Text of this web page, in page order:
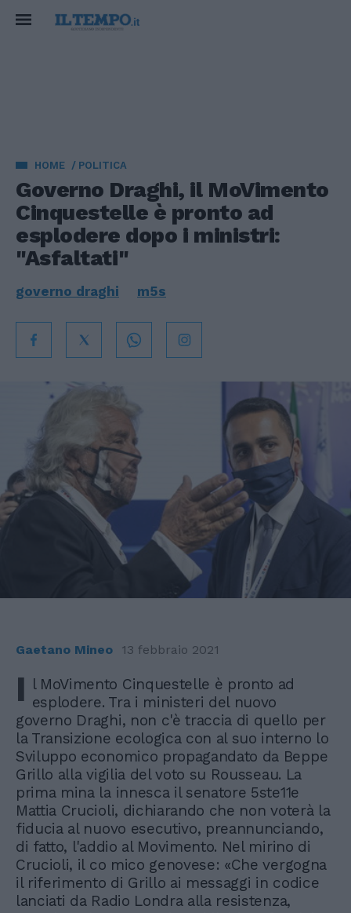
HOME POLITICA
Governo Draghi, il MoVimento
Cinquestelle è pronto ad
esplodere dopo i ministri:
"Asfaltati"
governo draghi m5s
Gaetano Mineo 13 febbraio 2021
I l MoVimento Cinquestelle è pronto ad
esplodere. Tra i ministeri del nuovo
governo Draghi, non c'è traccia di quello per
la Transizione ecologica con al suo interno lo
Sviluppo economico propagandato da Beppe
Grillo alla vigilia del voto su Rousseau. La
prima mina la innesca il senatore 5ste11e
Mattia Crucioli, dichiarando che non voterà la
fiducia al nuovo esecutivo, preannunciando,
di fatto, l'addio al Movimento. Nel mirino di
Crucioli, il co mico genovese: «Che vergogna
il riferimento di Grillo ai messaggi in codice
lanciati da Radio Londra alla resistenza,